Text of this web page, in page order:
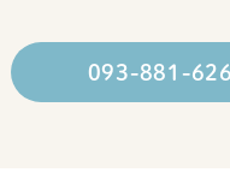
093-881-